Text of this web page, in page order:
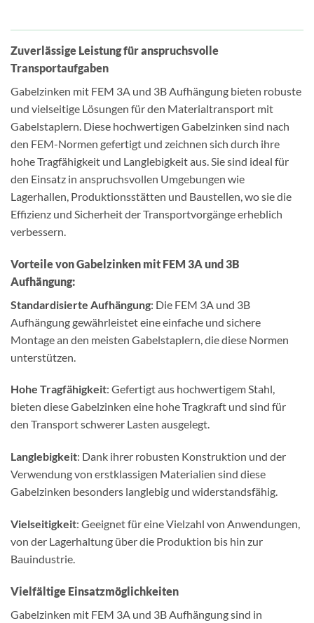
Zuverlässige Leistung für anspruchsvolle
Transportaufgaben
Gabelzinken mit FEM 3A und 3B Aufhängung bieten robuste
und vielseitige Lösungen für den Materialtransport mit
Gabelstaplern. Diese hochwertigen Gabelzinken sind nach
den FEM-Normen gefertigt und zeichnen sich durch ihre
hohe Tragfähigkeit und Langlebigkeit aus. Sie sind ideal für
den Einsatz in anspruchsvollen Umgebungen wie
Lagerhallen, Produktionsstätten und Baustellen, wo sie die
Effizienz und Sicherheit der Transportvorgänge erheblich
verbessern.
Vorteile von Gabelzinken mit FEM 3A und 3B
Aufhängung:
Standardisierte Aufhängung: Die FEM 3A und 3B
Aufhängung gewährleistet eine einfache und sichere
Montage an den meisten Gabelstaplern, die diese Normen
unterstützen.
Hohe Tragfähigkeit: Gefertigt aus hochwertigem Stahl,
bieten diese Gabelzinken eine hohe Tragkraft und sind für
den Transport schwerer Lasten ausgelegt.
Langlebigkeit: Dank ihrer robusten Konstruktion und der
Verwendung von erstklassigen Materialien sind diese
Gabelzinken besonders langlebig und widerstandsfähig.
Vielseitigkeit: Geeignet für eine Vielzahl von Anwendungen,
von der Lagerhaltung über die Produktion bis hin zur
Bauindustrie.
Vielfältige Einsatzmöglichkeiten
Gabelzinken mit FEM 3A und 3B Aufhängung sind in